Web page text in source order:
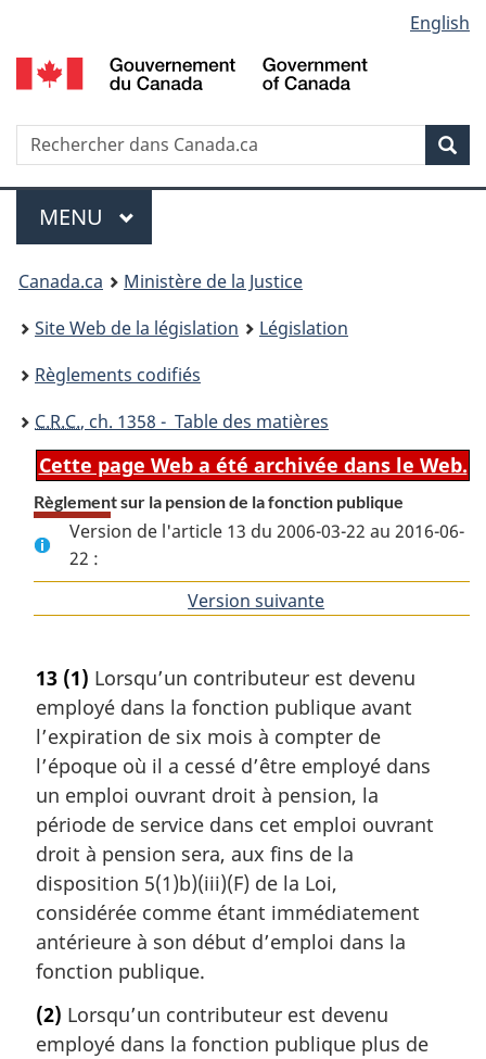
au
contenu
propos
de
la
HTML
simplifiée
selection
English
Recherche
Menu
MENU PRINCIPAL
You
are
here:
Canada.ca
Ministère de la Justice
Site Web de la législation
Législation
Règlements codifiés
C.R.C., ch. 1358 - Table des matières
Cette page Web a été archivée dans le Web.
Règlement sur la pension de la fonction publique
Version de l'article 13 du 2006-03-22 au 2016-06-
22 :
Version suivante
13 (1) Lorsqu’un contributeur est devenu
employé dans la fonction publique avant
l’expiration de six mois à compter de
l’époque où il a cessé d’être employé dans
un emploi ouvrant droit à pension, la
période de service dans cet emploi ouvrant
droit à pension sera, aux fins de la
disposition 5(1)b)(iii)(F) de la Loi,
considérée comme étant immédiatement
antérieure à son début d’emploi dans la
fonction publique.
(2) Lorsqu’un contributeur est devenu
employé dans la fonction publique plus de